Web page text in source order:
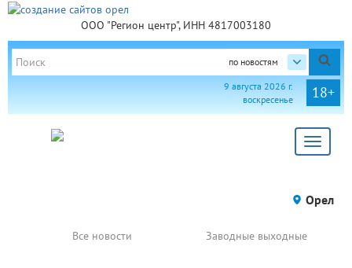
ООО "Регион центр", ИНН 4817003180
по новостям
18+
9 августа 2026 г.
воскресенье
Toggle
Орел
Все новости Заводные выходные